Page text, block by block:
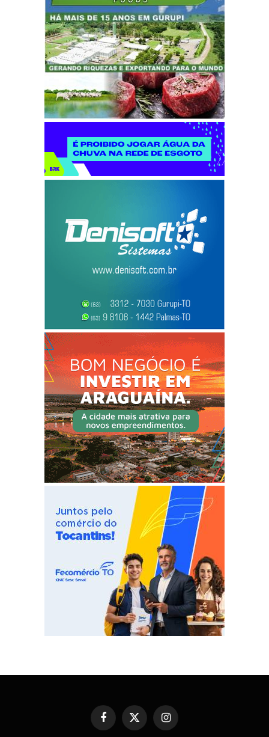
Facebook
X
(Twitter)
Instagram